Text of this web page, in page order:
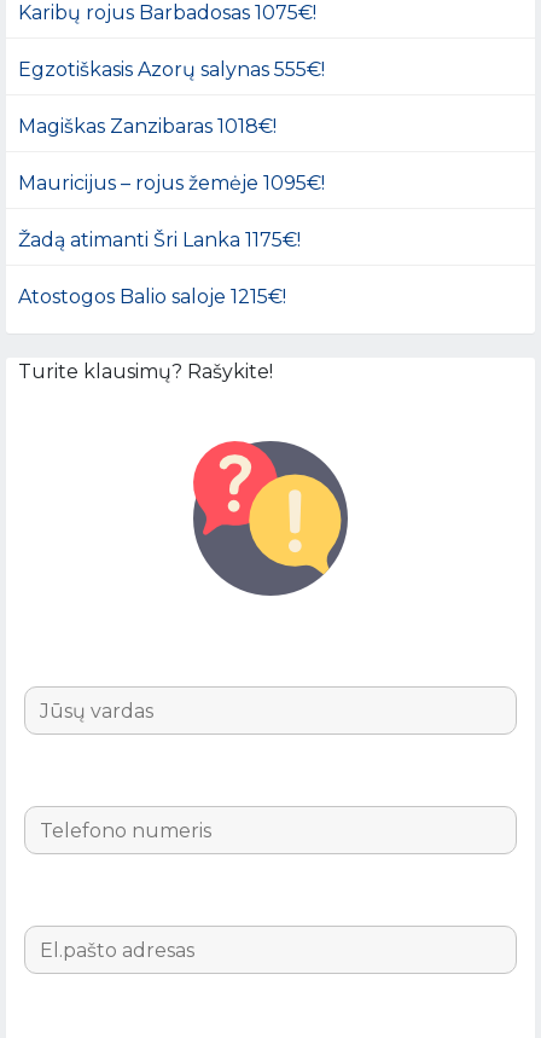
Karibų rojus Barbadosas 1075€!
Egzotiškasis Azorų salynas 555€!
Magiškas Zanzibaras 1018€!
Mauricijus – rojus žemėje 1095€!
Žadą atimanti Šri Lanka 1175€!
Atostogos Balio saloje 1215€!
Turite klausimų? Rašykite!